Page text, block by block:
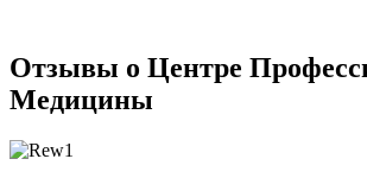
Отзывы о Центре
Медицины